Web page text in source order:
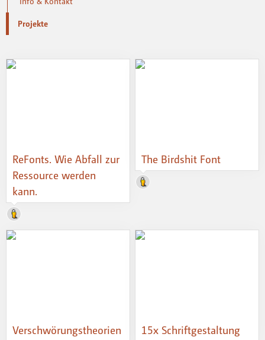
Projekte
ReFonts. Wie Abfall zur
Ressource werden
kann.
The Birdshit Font
Verschwörungstheorien
15x Schriftgestaltung